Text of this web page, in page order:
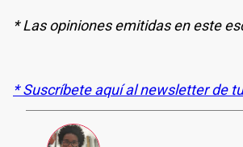
* Las opiniones emitidas en este
* Suscríbete aquí al newsletter de